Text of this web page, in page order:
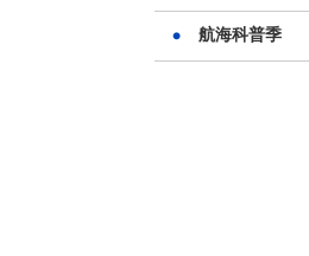
航海科普季